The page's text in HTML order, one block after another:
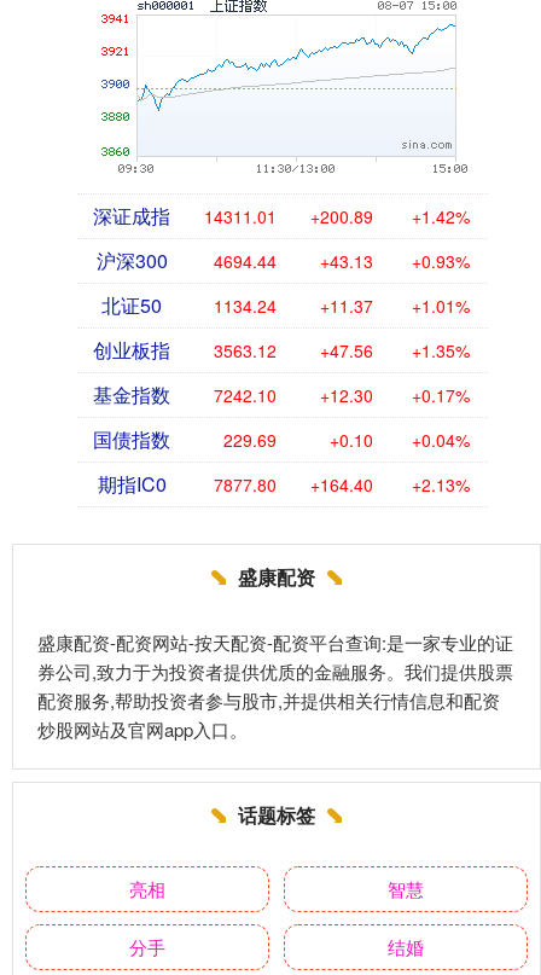
深证成指 14311.01 +200.89 +1.42%
沪深300 4694.44 +43.13 +0.93%
北证50 1134.24 +11.37 +1.01%
创业板指 3563.12 +47.56 +1.35%
基金指数 7242.10 +12.30 +0.17%
国债指数 229.69 +0.10 +0.04%
期指IC0 7877.80 +164.40 +2.13%
盛康配资
盛康配资-配资网站-按天配资-配资平台查询:是一家专业的证
券公司,致力于为投资者提供优质的金融服务。我们提供股票
配资服务,帮助投资者参与股市,并提供相关行情信息和配资
炒股网站及官网app入口。
话题标签
亮相 智慧
分手 结婚